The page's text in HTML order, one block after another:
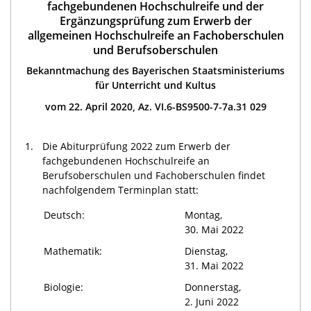
fachgebundenen Hochschulreife und der
Ergänzungsprüfung zum Erwerb der
allgemeinen Hochschulreife an Fachoberschulen
und Berufsoberschulen
Bekanntmachung des Bayerischen Staatsministeriums
für Unterricht und Kultus
vom 22. April 2020, Az. VI.6-BS9500-7-7a.31 029
1.
Die Abiturprüfung 2022 zum Erwerb der
fachgebundenen Hochschulreife an
Berufsoberschulen und Fachoberschulen findet
nachfolgendem Terminplan statt:
Deutsch:
Montag,
30. Mai 2022
Mathematik:
Dienstag,
31. Mai 2022
Biologie:
Donnerstag,
2. Juni 2022